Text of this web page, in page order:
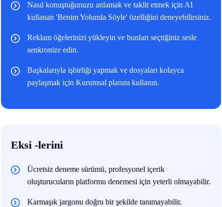
Nasıl konuştuğunuzu anlamak ve taklit etmek için AI
kullanan 'Benim Yolumla Söyle' özelliğini deneyebilirsiniz.
Reklam öğelerinizi yükleyin ve bunları seçtiğiniz sesle
senkronize edin.
Başkalarıyla işbirliği yapmak ve dosyaları kolayca
paylaşmak için Kurumsal planını kullanın.
Eksi -lerini
Ücretsiz deneme sürümü, profesyonel içerik
oluşturucuların platformu denemesi için yeterli olmayabilir.
Karmaşık jargonu doğru bir şekilde tanımayabilir.